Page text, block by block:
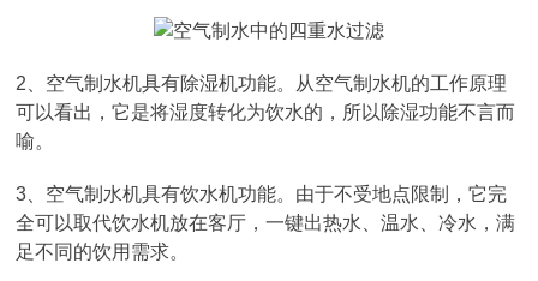
2、空气制水机具有除湿机功能。从空气制水机的工作原理
可以看出，它是将湿度转化为饮水的，所以除湿功能不言而
喻。
3、空气制水机具有饮水机功能。由于不受地点限制，它完
全可以取代饮水机放在客厅，一键出热水、温水、冷水，满
足不同的饮用需求。